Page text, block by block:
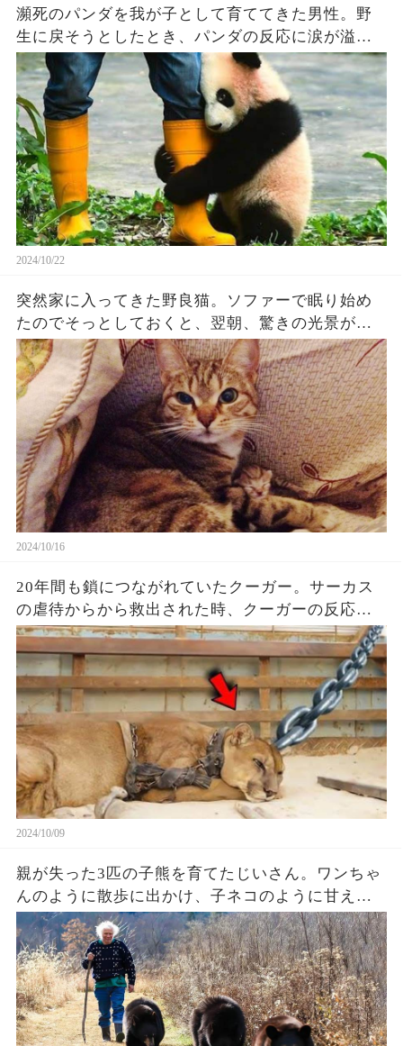
瀕死のパンダを我が子として育ててきた男性。野
生に戻そうとしたとき、パンダの反応に涙が溢れ
る【感動】
2024/10/22
突然家に入ってきた野良猫。ソファーで眠り始め
たのでそっとしておくと、翌朝、驚きの光景が…
【感動】
2024/10/16
20年間も鎖につながれていたクーガー。サーカス
の虐待からから救出された時、クーガーの反応に
涙が溢れる【感動】
2024/10/09
親が失った3匹の子熊を育てたじいさん。ワンちゃ
んのように散歩に出かけ、子ネコのように甘える
姿に心温まる【感動】